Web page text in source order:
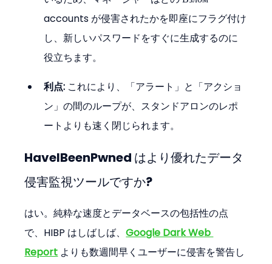
accounts が侵害されたかを即座にフラグ付け
し、新しいパスワードをすぐに生成するのに
役立ちます。
利点: これにより、「アラート」と「アクショ
ン」の間のループが、スタンドアロンのレポ
ートよりも速く閉じられます。
HaveIBeenPwned はより優れたデータ
侵害監視ツールですか?
はい。純粋な速度とデータベースの包括性の点
で、HIBP はしばしば、Google Dark Web
Report よりも数週間早くユーザーに侵害を警告し